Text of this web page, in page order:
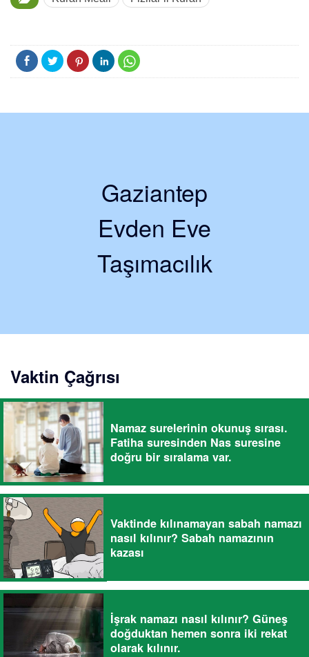
Gaziantep
Evden Eve
Taşımacılık
Vaktin Çağrısı
Namaz surelerinin okunuş sırası.
Fatiha suresinden Nas suresine
doğru bir sıralama var.
Vaktinde kılınamayan sabah namazı
nasıl kılınır? Sabah namazının
kazası
İşrak namazı nasıl kılınır? Güneş
doğduktan hemen sonra iki rekat
olarak kılınır.